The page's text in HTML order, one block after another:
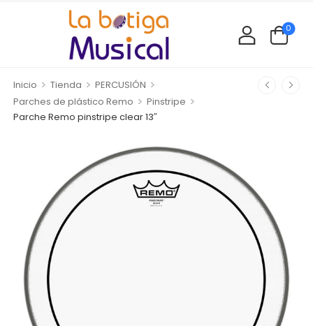
0
Inicio > Tienda > PERCUSIÓN >
Parches de plástico Remo > Pinstripe >
Parche Remo pinstripe clear 13″